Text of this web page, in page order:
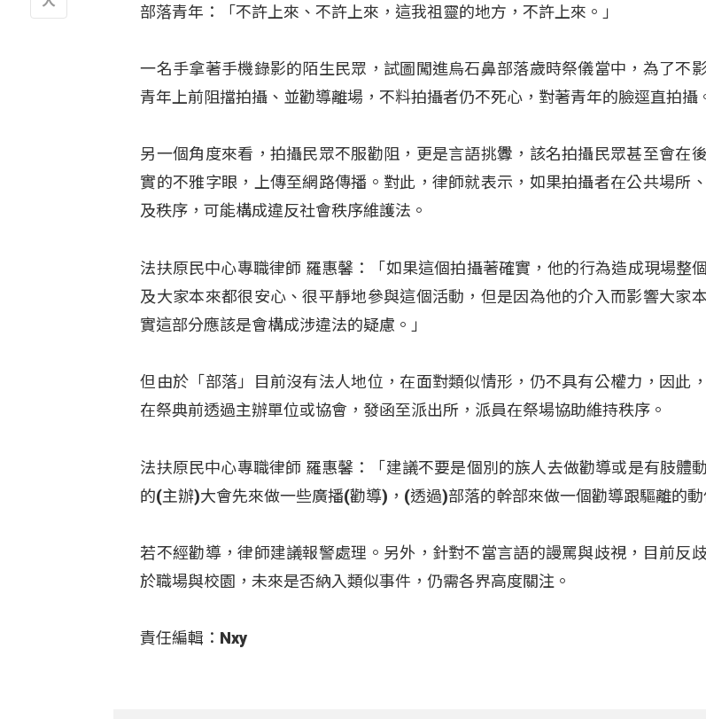
部落青年：「不許上來、不許上來，這我祖靈的地方，不許上來。」
一名手拿著手機錄影的陌生民眾，試圖闖進烏石鼻部落歲時祭儀當中，為了不
青年上前阻擋拍攝、並勸導離場，不料拍攝者仍不死心，對著青年的臉逕直拍攝
另一個角度來看，拍攝民眾不服勸阻，更是言語挑釁，該名拍攝民眾甚至會在
實的不雅字眼，上傳至網路傳播。對此，律師就表示，如果拍攝者在公共場所
及秩序，可能構成違反社會秩序維護法。
法扶原民中心專職律師 羅惠馨：「如果這個拍攝著確實，他的行為造成現場整
及大家本來都很安心、很平靜地參與這個活動，但是因為他的介入而影響大家
實這部分應該是會構成涉違法的疑慮。」
但由於「部落」目前沒有法人地位，在面對類似情形，仍不具有公權力，因此
在祭典前透過主辦單位或協會，發函至派出所，派員在祭場協助維持秩序。
法扶原民中心專職律師 羅惠馨：「建議不要是個別的族人去做勸導或是有肢體
的(主辦)大會先來做一些廣播(勸導)，(透過)部落的幹部來做一個勸導跟驅離的動
若不經勸導，律師建議報警處理。另外，針對不當言語的謾罵與歧視，目前反
於職場與校園，未來是否納入類似事件，仍需各界高度關注。
責任編輯：Nxy